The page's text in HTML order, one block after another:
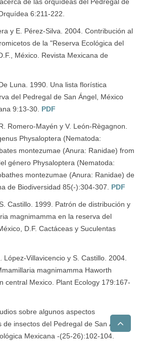
6:211-222.
y E. Pérez-Silva. 2004. Contribución al
de la "Reserva Ecológica del
México. Revista Mexicana de
Luna. 1990. Una lista florística
del Pedregal de San Ángel, México
9:13-30. PDF
Romero-Mayén y V. León-Règagnon.
Physaloptera (Nematoda:
montezumae (Anura: Ranidae) from
género Physaloptera (Nematoda:
montezumae (Anura: Ranidae) de
de Biodiversidad 85(-):304-307. PDF
Castillo. 1999. Patrón de distribución y
magnimamma en la reserva del
D.F. Cactáceas y Suculentas
López-Villavicencio y S. Castillo. 2004.
magnimamma Haworth
central Mexico. Plant Ecology 179:167-
sobre algunos aspectos
insectos del Pedregal de San Ángel,
Mexicana -(25-26):102-104.